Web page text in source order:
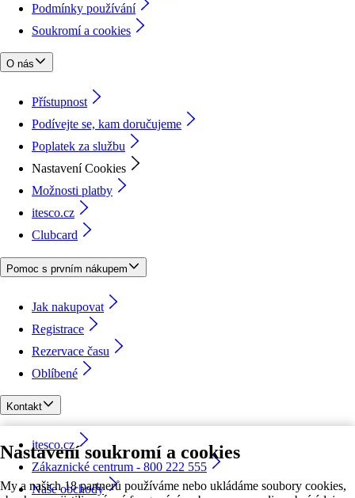
Nastavení soukromí a cookies
My a našich 18 partnerů používáme nebo ukládáme soubory cookies,
Podmínky používání
Soukromí a cookies
O nás
Přístupnost
Podívejte se, kam doručujeme
Poplatek za službu
Nastavení Cookies
Možnosti platby
itesco.cz
Clubcard
Pomoc s prvním nákupem
Jak nakupovat
Registrace
Rezervace času
Oblíbené
Kontakt
itesco.cz
Zákaznické centrum - 800 222 555
Naše obchody